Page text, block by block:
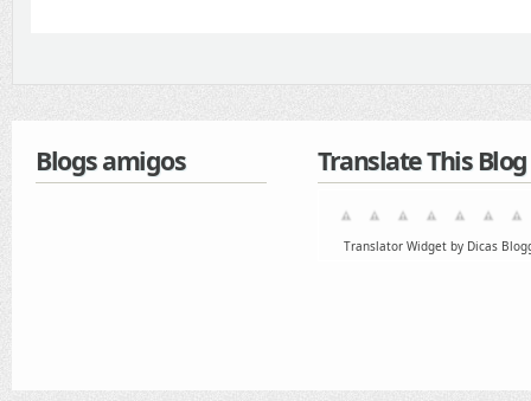
Blogs amigos Translate This Blog
Translator Widget by Dicas